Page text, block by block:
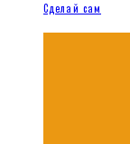
Сделай сам